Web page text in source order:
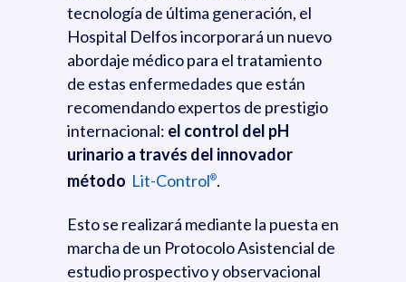
tecnología de última generación, el
Hospital Delfos incorporará un nuevo
abordaje médico para el tratamiento
de estas enfermedades que están
recomendando expertos de prestigio
internacional: el control del pH
urinario a través del innovador
método Lit-Control®.
Esto se realizará mediante la puesta en
marcha de un Protocolo Asistencial de
estudio prospectivo y observacional